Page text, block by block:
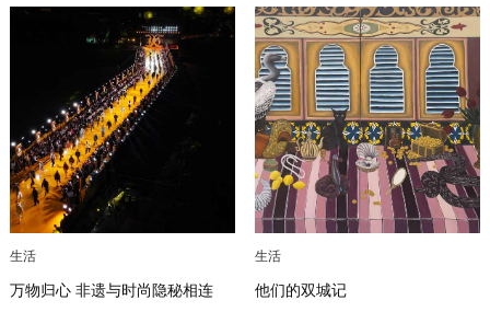
生活
万物归心 非遗与时尚隐秘相连
生活
他们的双城记